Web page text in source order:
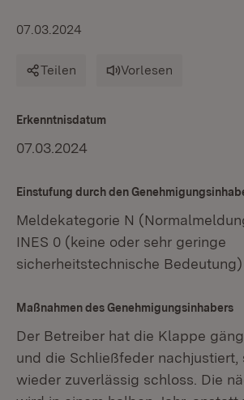
07.03.2024
Teilen Vorlesen
Erkenntnisdatum
07.03.2024
Einstufung durch den
Meldekategorie N
INES 0 (keine oder sehr geringe
sicherheitstechnische Bedeutung)
Maßnahmen des Genehmigungsinhabers
Der Betreiber hat die Klappe
und die Schließfeder nachjustiert,
wieder zuverlässig schloss. Die